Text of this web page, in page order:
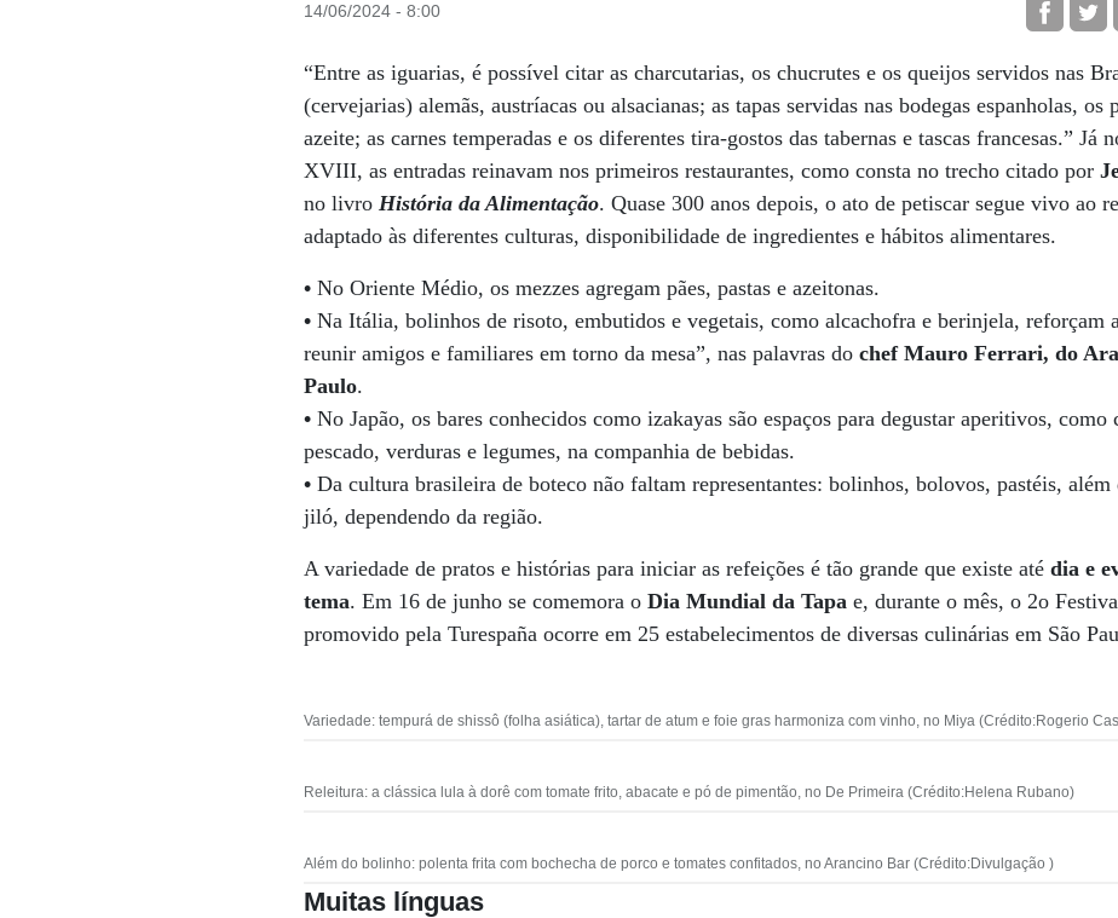
14/06/2024 - 8:00
“Entre as iguarias, é possível citar as charcutarias, os chucrutes e os queijos servidos nas
(cervejarias) alemãs, austríacas ou alsacianas; as tapas servidas nas bodegas espanholas, os
azeite; as carnes temperadas e os diferentes tira-gostos das tabernas e tascas francesas.” Já
XVIII, as entradas reinavam nos primeiros restaurantes, como consta no trecho citado por
no livroHistória da Alimentação. Quase 300 anos depois, o ato de petiscar segue vivo ao
adaptado às diferentes culturas, disponibilidade de ingredientes e hábitos alimentares.
•No Oriente Médio, os mezzes agregam pães, pastas e azeitonas.
• Na Itália, bolinhos de risoto, embutidos e vegetais, como alcachofra e berinjela, reforçam
reunir amigos e familiares em torno da mesa”, nas palavras dochef Mauro Ferrari, do
Paulo.
• No Japão, os bares conhecidos como izakayas são espaços para degustar aperitivos, como
pescado, verduras e legumes, na companhia de bebidas.
• Da cultura brasileira de boteco não faltam representantes: bolinhos, bolovos, pastéis,
jiló, dependendo da região.
A variedade de pratos e histórias para iniciar as refeições é tão grande que existe atédia e
tema. Em 16 de junho se comemora oDia Mundial da Tapa e, durante o mês, o 2o
promovido pela Turespaña ocorre em 25 estabelecimentos de diversas culinárias em São
Variedade: tempurá de shissô (folha asiática), tartar de atum e foie gras harmoniza com vinho, no Miya (Crédito:Rogerio
Releitura: a clássica lula à dorê com tomate frito, abacate e pó de pimentão, no De Primeira (Crédito:Helena Rubano)
Além do bolinho: polenta frita com bochecha de porco e tomates confitados, no Arancino Bar (Crédito:Divulgação )
Muitas línguas